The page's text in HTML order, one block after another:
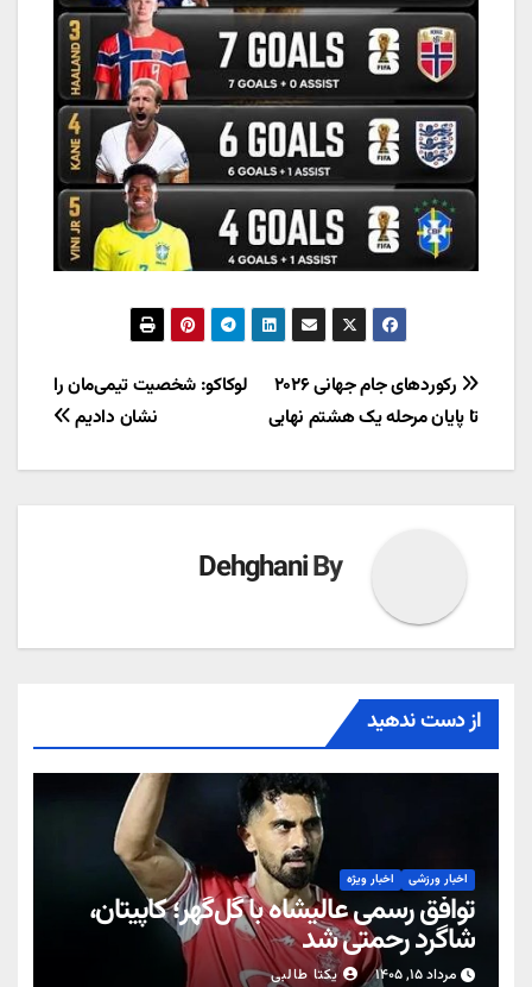
راهبری
نوشته
لوکاکو: شخصیت تیمی‌مان را
نشان دادیم
رکوردهای جام جهانی ۲۰۲۶
تا پایان مرحله یک هشتم نهایی
By
Dehghani
از دست ندهید
اخبار ورزشی اخبار ویژه
توافق رسمی عالیشاه با گل‌گهر؛ کاپیتان،
شاگرد رحمتی شد
مرداد ۱۵, ۱۴۰۵ یکتا طالبی